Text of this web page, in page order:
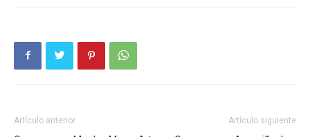
Artículo anterior Artículo siguiente